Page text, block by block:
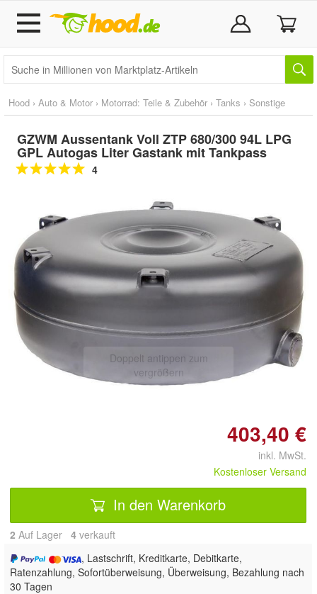
Hood › Auto & Motor › Motorrad: Teile & Zubehör › Tanks › Sonstige
GZWM Aussentank Voll ZTP 680/300 94L LPG
GPL Autogas Liter Gastank mit Tankpass
4
Doppelt antippen zum
vergrößern
403,40 €
inkl. MwSt.
Kostenloser Versand
In den Warenkorb
2 Auf Lager 4 verkauft
, Lastschrift, Kreditkarte, Debitkarte,
Ratenzahlung, Sofortüberweisung, Überweisung, Bezahlung nach
30 Tagen